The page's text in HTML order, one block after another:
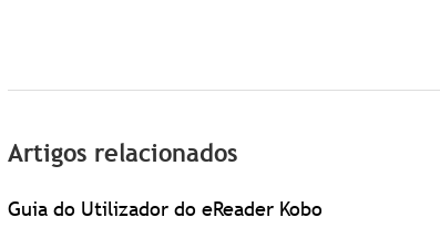
Artigos relacionados
Guia do Utilizador do eReader Kobo